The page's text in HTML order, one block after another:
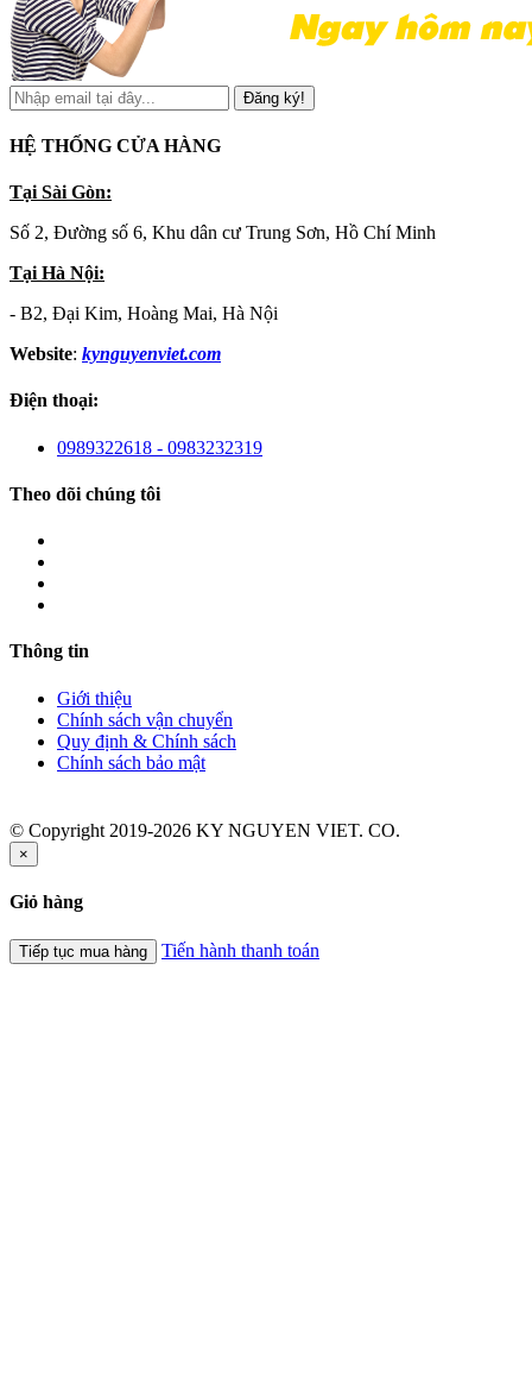
Đăng ký!
HỆ THỐNG CỬA HÀNG
Tại Sài Gòn:
Số 2, Đường số 6, Khu dân cư Trung Sơn, Hồ Chí Minh
Tại Hà Nội:
- B2, Đại Kim, Hoàng Mai, Hà Nội
Website: kynguyenviet.com
Điện thoại:
0989322618 - 0983232319
Theo dõi chúng tôi
Thông tin
Giới thiệu
Chính sách vận chuyển
Quy định & Chính sách
Chính sách bảo mật
© Copyright 2019-2026 KY NGUYEN VIET. CO.
×
Giỏ hàng
Tiếp tục mua hàng Tiến hành thanh toán